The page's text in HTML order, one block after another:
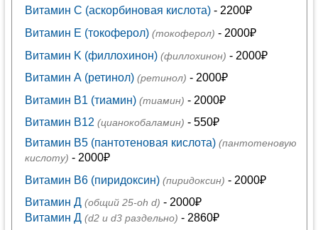
Витамин C (аскорбиновая кислота)- 2200₽
Витамин E (токоферол) (токоферол) - 2000₽
Витамин K (филлохинон) (филлохинон) - 2000₽
Витамин А (ретинол) (ретинол) - 2000₽
Витамин В1 (тиамин) (тиамин) - 2000₽
Витамин В12 (цианокобаламин) - 550₽
Витамин В5 (пантотеновая кислота) (пантотеновую
кислоту) - 2000₽
Витамин В6 (пиридоксин) (пиридоксин) - 2000₽
Витамин Д (общий 25-oh d) - 2000₽
Витамин Д (d2 и d3 раздельно) - 2860₽